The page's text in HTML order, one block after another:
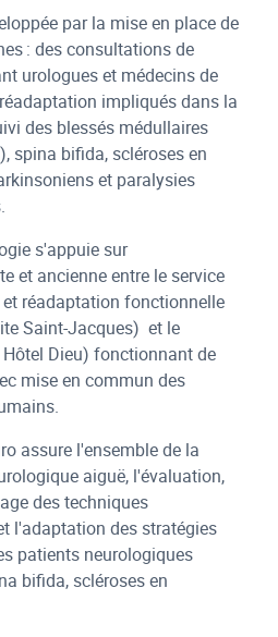
par la mise en place de
: des consultations de
urologues et médecins de
impliqués dans la
des blessés médullaires
spina bifida, scléroses en
et paralysies
s'appuie sur
et ancienne entre le service
réadaptation fonctionnelle
Saint-Jacques) et le
Hôtel Dieu) fonctionnant de
mise en commun des
assure l'ensemble de la
aiguë, l'évaluation,
des techniques
l'adaptation des stratégies
patients neurologiques
bifida, scléroses en